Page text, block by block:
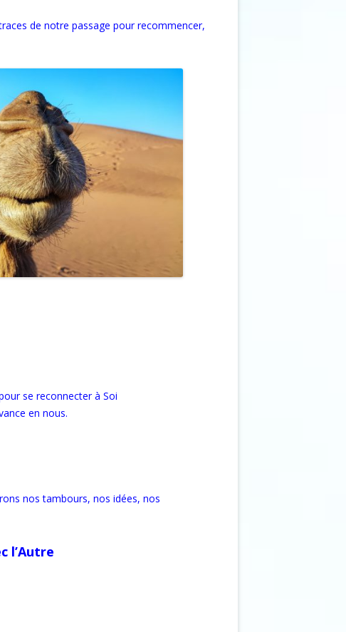
de notre passage pour recommencer,
se reconnecter à Soi
en nous.
nos tambours, nos idées, nos
l’Autre